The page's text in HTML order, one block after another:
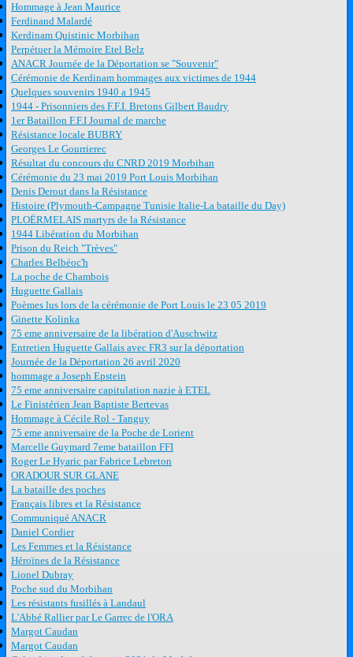
Hommage à Jean Maurice
Ferdinand Malardé
Kerdinam Quistinic Morbihan
Perpétuer la Mémoire Etel Belz
ANACR Journée de la Déportation se "Souvenir"
Cérémonie de Kerdinam hommages aux victimes de 1944
Quelques souvenirs 1940 a 1945
1944 - Prisonniers des F.F.I. Bretons Gilbert Baudry
1er Bataillon F.F.I Journal de marche
Résistance locale BUBRY
Georges Le Gourrierec
Résultat du concours du CNRD 2019 Morbihan
Cérémonie du 23 mai 2019 Port Louis Morbihan
Denis Derout dans la Résistance
Histoire (Plymouth-Campagne Tunisie Italie-La bataille du Day)
PLOËRMELAIS martyrs de la Résistance
1944 Libération du Morbihan
Prison du Reich "Trèves"
Charles Belbéoc'h
La poche de Chambois
Huguette Gallais
Poèmes lus lors de la cérémonie de Port Louis le 23 05 2019
Ginette Kolinka
75 eme anniversaire de la libération d'Auschwitz
Entretien Huguette Gallais avec FR3 sur la déportation
Journée de la Déportation 26 avril 2020
hommage a Joseph Epstein
75 eme anniversaire capitulation nazie à ETEL
Le Finistérien Jean Baptiste Bertevas
Hommage à Cécile Rol - Tanguy
75 eme anniversaire de la Poche de Lorient
Marcelle Guymard 7eme bataillon FFI
Roger Le Hyaric par Fabrice Lebreton
ORADOUR SUR GLANE
La bataille des poches
Français libres et la Résistance
Communiqué ANACR
Daniel Cordier
Les Femmes et la Résistance
Héroïnes de la Résistance
Lionel Dubray
Poche sud du Morbihan
Les résistants fusillés à Landaul
L'Abbé Rallier par Le Garrec de l'ORA
Margot Caudan
Margot Caudan